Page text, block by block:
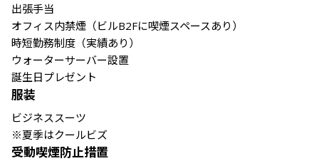
出張手当
オフィス内禁煙（ビルB2Fに喫煙スペースあり）
時短勤務制度（実績あり）
ウォーターサーバー設置
誕生日プレゼント
服装
ビジネススーツ
※夏季はクールビズ
受動喫煙防止措置